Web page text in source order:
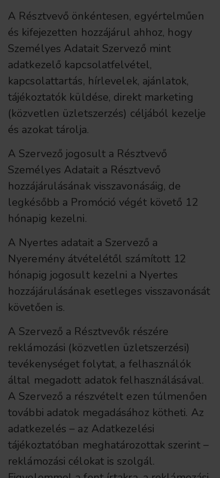
A Résztvevő önkéntesen, egyértelműen
és kifejezetten hozzájárul ahhoz, hogy
Személyes Adatait Szervező mint
adatkezelő kapcsolatfelvétel,
kapcsolattartás, hírlevelek, ajánlatok,
tájékoztatók küldése, direkt marketing
(közvetlen üzletszerzés) céljából kezelje
és azokat tárolja.
A Szervező jogosult a Résztvevő
Személyes Adatait a Résztvevő
hozzájárulásának visszavonásáig, de
legkésőbb a Promóció végét követő 12
hónapig kezelni.
A Nyertes adatait a Szervező a
Nyeremény átvételétől számított 12
hónapig jogosult kezelni a Nyertes
hozzájárulásának esetleges visszavonását
követően is.
A Szervező a Résztvevők részére
reklámozási (közvetlen üzletszerzési)
tevékenységet folytat, a felhasználók
által megadott adatok felhasználásával.
A Szervező a részvételt ezen túlmenően
további adatok megadásához kötheti. Az
adatkezelés – az Adatkezelési
tájékoztatóban meghatározottak szerint –
reklámozási célokat is szolgál.